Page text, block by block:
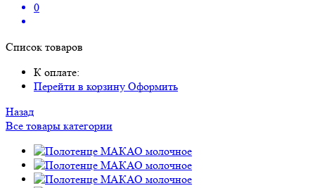
0
Список товаров
К оплате:
Перейти в корзину Оформить
Назад
Все товары категории